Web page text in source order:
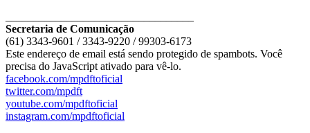
Secretaria de Comunicação
(61) 3343-9601 / 3343-9220 / 99303-6173
Este endereço de email está sendo protegido de spambots. Você
precisa do JavaScript ativado para vê-lo.
facebook.com/mpdftoficial
twitter.com/mpdft
youtube.com/mpdftoficial
instagram.com/mpdftoficial